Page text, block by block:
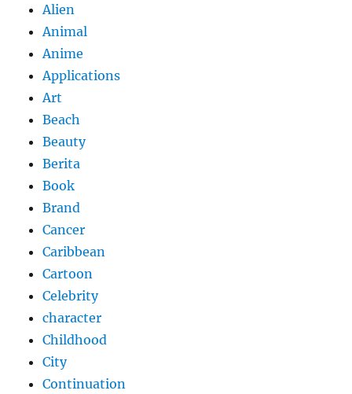
Alien
Animal
Anime
Applications
Art
Beach
Beauty
Berita
Book
Brand
Cancer
Caribbean
Cartoon
Celebrity
character
Childhood
City
Continuation